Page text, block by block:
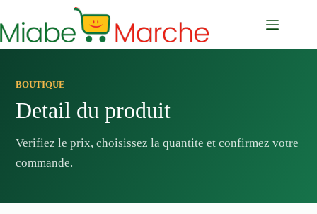
contenu
BOUTIQUE
Detail du produit
Verifiez le prix, choisissez la quantite et confirmez votre
commande.